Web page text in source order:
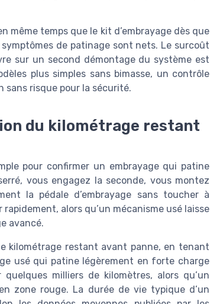
même temps que le kit d’embrayage dès que
de patinage sont nets. Le surcoût
sur un second démontage du système est
plus simples sans bimasse, un contrôle
risque pour la sécurité.
du kilométrage restant
pour confirmer un embrayage qui patine
vous engagez la seconde, vous montez
la pédale d’embrayage sans toucher à
alors qu’un mécanisme usé laisse
avancé.
kilométrage restant avant panne, en tenant
usé qui patine légèrement en forte charge
milliers de kilomètres, alors qu’un
zone rouge. La durée de vie typique d’un